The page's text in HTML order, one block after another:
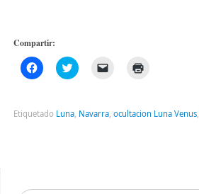
Compartir:
Haz
clic
Facebook
(Se
Haz
clic
Twitter
(Se
enlace
por
abre
en
Etiquetado Luna, Navarra, ocultacion Luna Venus,